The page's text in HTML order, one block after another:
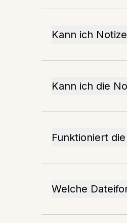
Kann ich
Kann ich die
Funktioniert
Welche